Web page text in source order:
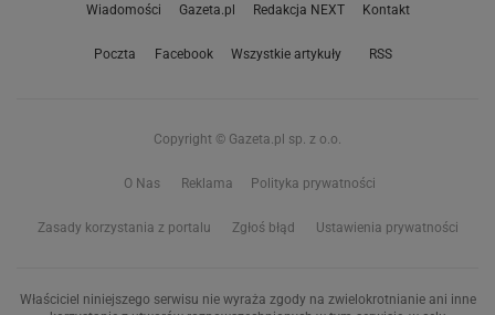
Wiadomości Gazeta.pl Redakcja NEXT Kontakt
Poczta Facebook Wszystkie artykuły RSS
Copyright © Gazeta.pl sp. z o.o.
O Nas Reklama Polityka prywatności
Zasady korzystania z portalu Zgłoś błąd Ustawienia prywatności
Właściciel niniejszego serwisu nie wyraża zgody na zwielokrotnianie ani inne